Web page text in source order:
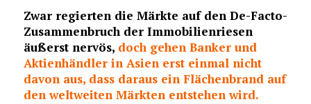
Zwar regierten die Märkte auf den De-Facto-
Zusammenbruch der Immobilienriesen
äußerst nervös, doch gehen Banker und
Aktienhändler in Asien erst einmal nicht
davon aus, dass daraus ein Flächenbrand auf
den weltweiten Märkten entstehen wird.